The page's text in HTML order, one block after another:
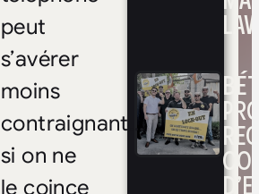
peut
s’avérer
moins
contraignant…
si on ne
le coince